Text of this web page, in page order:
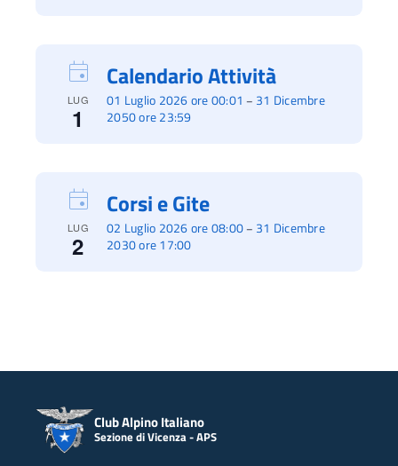
LUG
1
01 Luglio 2026 ore 00:01 – 31 Dicembre
2050 ore 23:59
Calendario Attività
LUG
2
02 Luglio 2026 ore 08:00– 31 Dicembre
2030 ore 17:00
Corsi e Gite
Club Alpino Italiano
Sezione di Vicenza - APS